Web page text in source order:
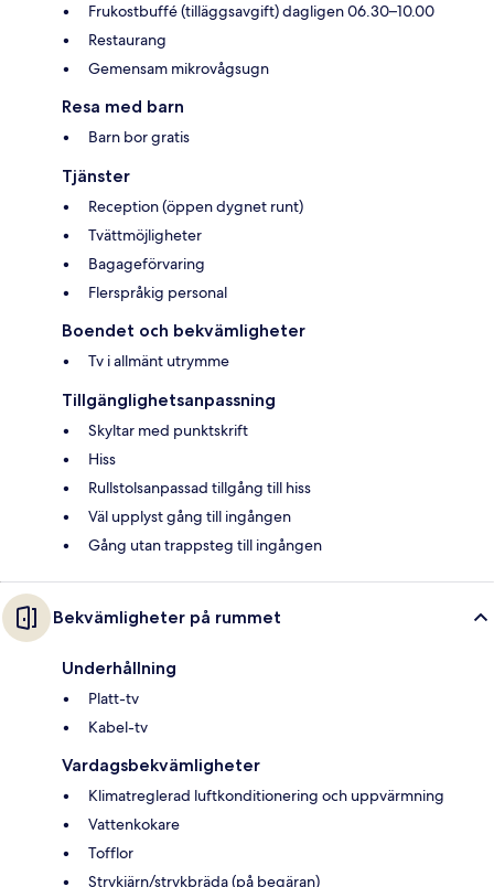
Frukostbuffé (tilläggsavgift) dagligen 06.30–10.00
Restaurang
Gemensam mikrovågsugn
Resa med barn
Barn bor gratis
Tjänster
Reception (öppen dygnet runt)
Tvättmöjligheter
Bagageförvaring
Flerspråkig personal
Boendet och bekvämligheter
Tv i allmänt utrymme
Tillgänglighetsanpassning
Skyltar med punktskrift
Hiss
Rullstolsanpassad tillgång till hiss
Väl upplyst gång till ingången
Gång utan trappsteg till ingången
Bekvämligheter på rummet
Underhållning
Platt-tv
Kabel-tv
Vardagsbekvämligheter
Klimatreglerad luftkonditionering och uppvärmning
Vattenkokare
Tofflor
Strykjärn/strykbräda (på begäran)